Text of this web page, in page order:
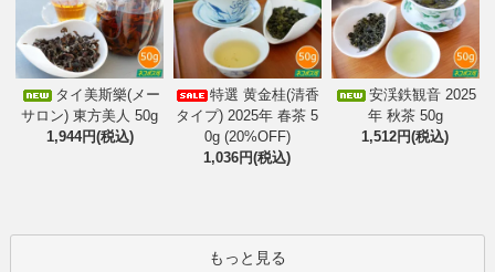
タイ美斯樂(メー
サロン) 東方美人 50g
1,944円(税込)
特選 黄金桂(清香
タイプ) 2025年 春茶 5
0g (20%OFF)
1,036円(税込)
安渓鉄観音 2025
年 秋茶 50g
1,512円(税込)
もっと見る